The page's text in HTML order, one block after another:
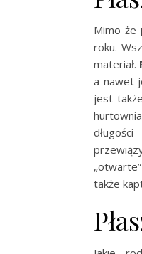
Mimo że
roku.
materiał.
a nawet
jest
także